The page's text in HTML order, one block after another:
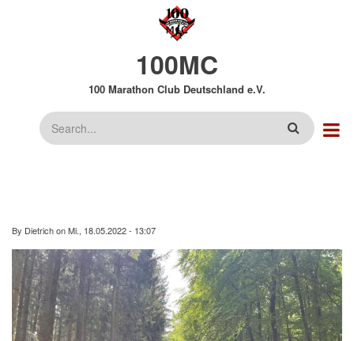
100MC
100 Marathon Club Deutschland e.V.
Suche
By DietrichonMi., 18.05.2022 - 13:07